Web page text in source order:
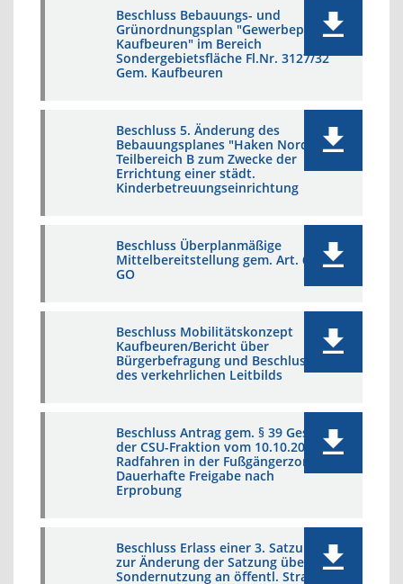
Beschluss Bebauungs- und
Grünordnungsplan "Gewerbepark
Kaufbeuren" im Bereich
Sondergebietsfläche Fl.Nr. 3127/32
Gem. Kaufbeuren
Beschluss 5. Änderung des
Bebauungsplanes "Haken Nord",
Teilbereich B zum Zwecke der
Errichtung einer städt.
Kinderbetreuungseinrichtung
Beschluss Überplanmäßige
Mittelbereitstellung gem. Art. 66
GO
Beschluss Mobilitätskonzept
Kaufbeuren/Bericht über
Bürgerbefragung und Beschluss
des verkehrlichen Leitbilds
Beschluss Antrag gem. § 39 GeschO
der CSU-Fraktion vom 10.10.2022 -
Radfahren in der Fußgängerzone;
Dauerhafte Freigabe nach
Erprobung
Beschluss Erlass einer 3. Satzung
zur Änderung der Satzung über die
Sondernutzung an öffentl. Straßen